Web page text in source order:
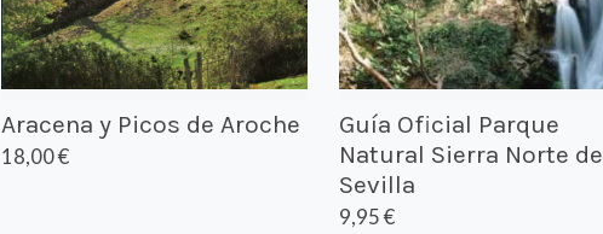
Aracena y Picos de Aroche
18,00 €
Guía Oficial Parque
Natural Sierra Norte de
Sevilla
9,95 €